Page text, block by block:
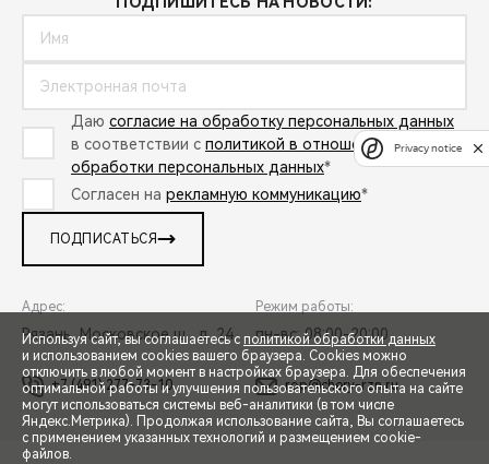
СПЕЦПРЕДЛОЖЕНИЯ
Даю согласие на обработку персональных данных
в соответствии с политикой в отношении
обработки персональных данных*
Согласен на рекламную коммуникацию*
ПОДПИСАТЬСЯ
Адрес:
Рязань, Московское ш., д. 24
Режим работы:
пн-вс: 08:00-20:00
+7 (491) 277-73-10 rop@chery-rzn.ru
Используя сайт, вы соглашаетесь с политикой обработки данных
и использованием cookies вашего браузера. Cookies можно
отключить в любой момент в настройках браузера. Для обеспечения
оптимальной работы и улучшения пользовательского опыта на сайте
могут использоваться системы веб-аналитики (в том числе
Яндекс.Метрика). Продолжая использование сайта, Вы соглашаетесь
с применением указанных технологий и размещением cookie-
файлов.
Privacy notice